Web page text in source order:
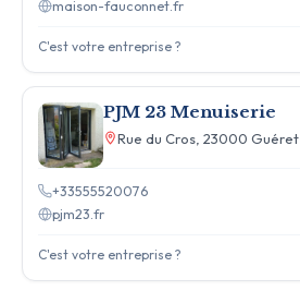
maison-fauconnet.fr
C'est votre entreprise ?
PJM 23 Menuiserie
Rue du Cros, 23000 Guéret
+33555520076
pjm23.fr
C'est votre entreprise ?